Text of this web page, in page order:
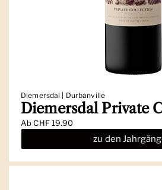
Diemersdal | Durbanville
Diemersdal Private
AbCHF 19.90
zu den